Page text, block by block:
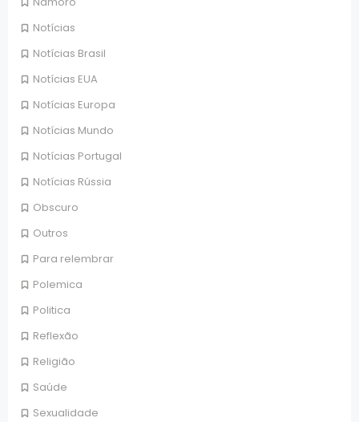
Notícias
Notícias Brasil
Notícias EUA
Notícias Europa
Notícias Mundo
Notícias Portugal
Notícias Rússia
Obscuro
Outros
Para relembrar
Polemica
Politica
Reflexão
Religião
Saúde
Sexualidade